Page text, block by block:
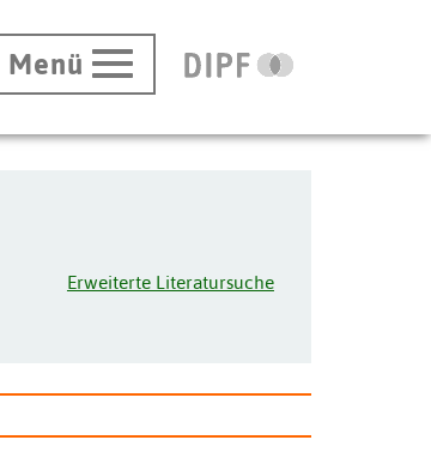
Menü
Erweiterte Literatursuche